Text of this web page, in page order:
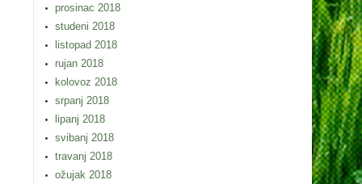
prosinac 2018
studeni 2018
listopad 2018
rujan 2018
kolovoz 2018
srpanj 2018
lipanj 2018
svibanj 2018
travanj 2018
ožujak 2018